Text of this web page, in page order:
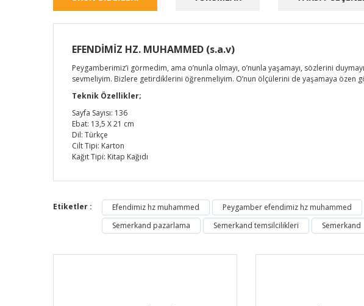
EFENDİMİZ HZ. MUHAMMED (s.a.v)
Peygamberimiz’i görmedim, ama o’nunla olmayı, o’nunla yaşamayı, sözlerini
sevmeliyim. Bizlere getirdiklerini öğrenmeliyim. O’nun ölçülerini de yaşamaya özen
Teknik Özellikler;
Sayfa Sayısı: 136
Ebat: 13,5 X 21 cm
Dil: Türkçe
Cilt Tipi: Karton
Kağıt Tipi: Kitap Kağıdı
Etiketler : Efendimiz hz muhammed Peygamber efendimiz hz muhammed
Semerkand pazarlama
Semerkand temsilcilikleri Semerkand